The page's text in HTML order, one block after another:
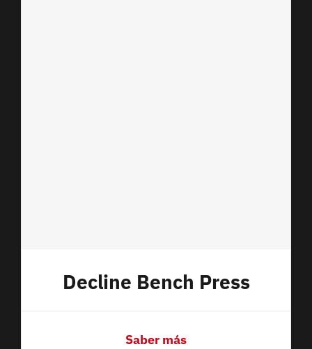
Decline Bench Press
Saber más